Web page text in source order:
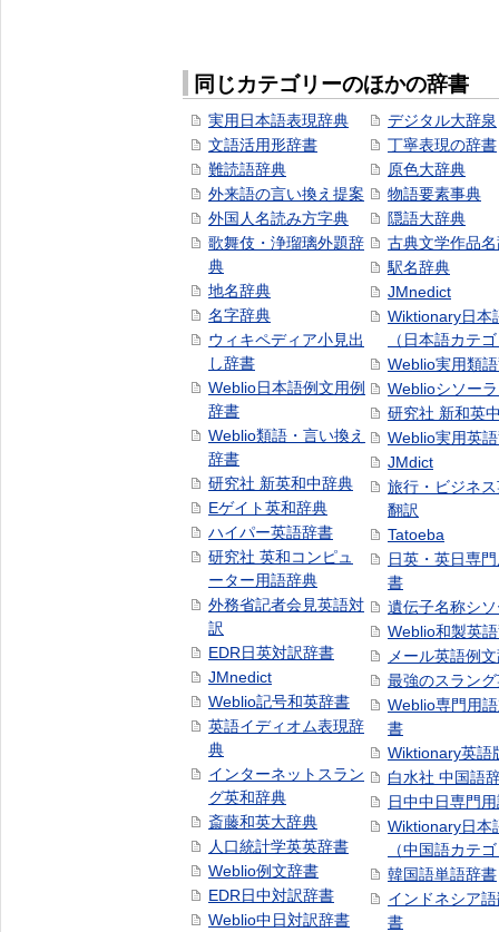
同じカテゴリーのほかの辞書
実用日本語表現辞典
文語活用形辞書
難読語辞典
外来語の言い換え提案
外国人名読み方字典
歌舞伎・浄瑠璃外題辞
典
地名辞典
名字辞典
ウィキペディア小見出
し辞書
Weblio日本語例文用例
辞書
Weblio類語・言い換え
辞書
研究社 新英和中辞典
Eゲイト英和辞典
ハイパー英語辞書
研究社 英和コンピュ
ーター用語辞典
外務省記者会見英語対
訳
EDR日英対訳辞書
JMnedict
Weblio記号和英辞書
英語イディオム表現辞
典
インターネットスラン
グ英和辞典
斎藤和英大辞典
人口統計学英英辞書
Weblio例文辞書
EDR日中対訳辞書
Weblio中日対訳辞書
デジタル大辞泉
丁寧表現の辞書
原色大辞典
物語要素事典
隠語大辞典
古典文学作品
駅名辞典
JMnedict
Wiktionary日本
（日本語カテ
Weblio実用類
Weblioシソー
研究社 新和英
Weblio実用英
JMdict
旅行・ビジネ
翻訳
Tatoeba
日英・英日専
書
遺伝子名称シ
Weblio和製英
メール英語例
最強のスラン
Weblio専門用
書
Wiktionary英語
白水社 中国語
日中中日専門
Wiktionary日本
（中国語カテ
韓国語単語辞書
インドネシア
書